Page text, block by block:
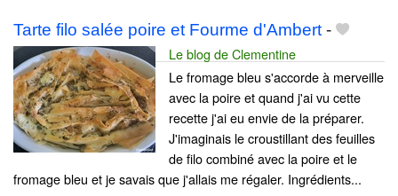
Tarte filo salée poire et Fourme d'Ambert -
Le blog de Clementine
Le fromage bleu s'accorde à merveille
avec la poire et quand j'ai vu cette
recette j'ai eu envie de la préparer.
J'imaginais le croustillant des feuilles
de filo combiné avec la poire et le
fromage bleu et je savais que j'allais me régaler. Ingrédients...